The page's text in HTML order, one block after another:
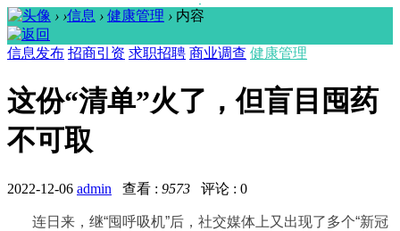
› ›信息 › 健康管理 › 内容
信息发布 招商引资 求职招聘 商业调查 健康管理
这份“清单”火了，但盲目囤药
不可取
2022-12-06 admin 查看 : 9573 评论 : 0
连日来，继“囤呼吸机”后，社交媒体上又出现了多个“新冠